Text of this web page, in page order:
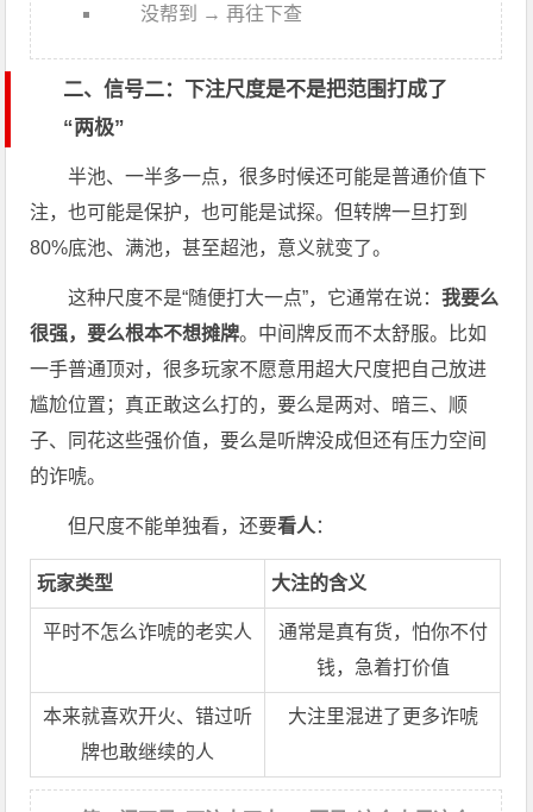
没帮到 → 再往下查
二、信号二：下注尺度是不是把范围打成了
“两极”
半池、一半多一点，很多时候还可能是普通价值下
注，也可能是保护，也可能是试探。但转牌一旦打到
80%底池、满池，甚至超池，意义就变了。
这种尺度不是“随便打大一点”，它通常在说：我要么
很强，要么根本不想摊牌。中间牌反而不太舒服。比如
一手普通顶对，很多玩家不愿意用超大尺度把自己放进
尴尬位置；真正敢这么打的，要么是两对、暗三、顺
子、同花这些强价值，要么是听牌没成但还有压力空间
的诈唬。
但尺度不能单独看，还要看人 ：
玩家类型 大注的含义
平时不怎么诈唬的老实人
通常是真有货，怕你不付
钱，急着打价值
本来就喜欢开火、错过听
牌也敢继续的人
大注里混进了更多诈唬